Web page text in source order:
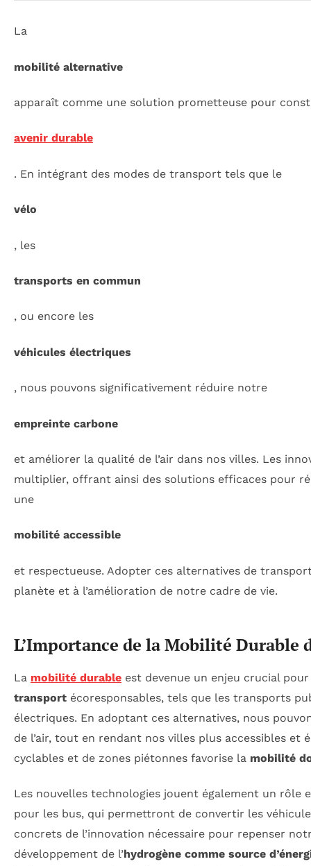
La
mobilité alternative
apparaît comme une solution prometteuse pour
avenir durable
. En intégrant des modes de transport tels que le
vélo
, les
transports en commun
, ou encore les
véhicules électriques
, nous pouvons significativement réduire notre
empreinte carbone
et améliorer la qualité de l’air dans nos villes. Les
multiplier, offrant ainsi des solutions efficaces pour
une
mobilité accessible
et respectueuse. Adopter ces alternatives de
planète et à l’amélioration de notre cadre de vie.
L’Importance de la Mobilité Durable
La mobilité durable est devenue un enjeu crucial
transport écoresponsables, tels que les transports
électriques. En adoptant ces alternatives, nous
de l’air, tout en rendant nos villes plus accessibles
cyclables et de zones piétonnes favorise la mobilité
Les nouvelles technologies jouent également un rôle
pour les bus, qui permettront de convertir les
concrets de l’innovation nécessaire pour repenser
développement de l’hydrogène comme source